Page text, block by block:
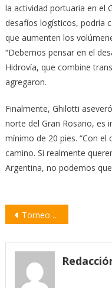
la actividad portuaria en el
desafíos logísticos, podría
que aumenten los
“Debemos pensar en el
Hidrovía, que combine
agregaron.
Finalmente, Ghilotti
norte del Gran Rosario, es
mínimo de 20 pies. “Con
camino. Si realmente
Argentina, no podemos
Navegación
entradas
Torneo Promocional de Menores 2024: una cita clave para el desarrollo del tenis en la región